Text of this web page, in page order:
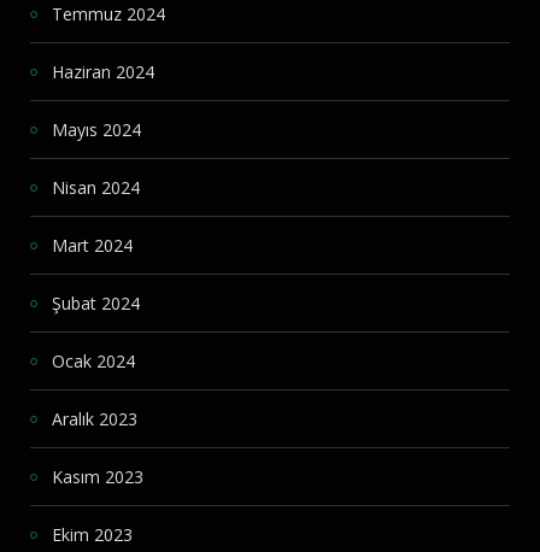
Temmuz 2024
Haziran 2024
Mayıs 2024
Nisan 2024
Mart 2024
Şubat 2024
Ocak 2024
Aralık 2023
Kasım 2023
Ekim 2023